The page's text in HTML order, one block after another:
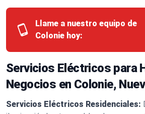
Llame a nuestro equipo de
Colonie hoy:
Servicios Eléctricos para
Negocios en Colonie,
Servicios Eléctricos Residenciales: